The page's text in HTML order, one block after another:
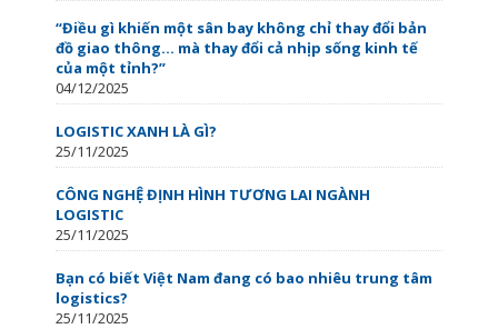
“Điều gì khiến một sân bay không chỉ thay đổi bản
đồ giao thông… mà thay đổi cả nhịp sống kinh tế
của một tỉnh?”
04/12/2025
LOGISTIC XANH LÀ GÌ?
25/11/2025
CÔNG NGHỆ ĐỊNH HÌNH TƯƠNG LAI NGÀNH
LOGISTIC
25/11/2025
Bạn có biết Việt Nam đang có bao nhiêu trung tâm
logistics?
25/11/2025